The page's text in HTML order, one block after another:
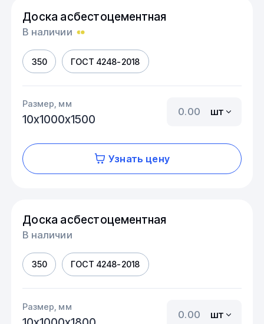
Доска асбестоцементная
В наличии
350 ГОСТ 4248-2018
Размер, мм
10х1000х1500
шт
Узнать цену
Доска асбестоцементная
В наличии
350 ГОСТ 4248-2018
Размер, мм
шт